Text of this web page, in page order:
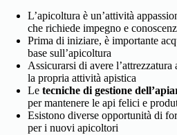
L’apicoltura è un’attività
che richiede impegno e
Prima di iniziare, è importante
base sull’apicoltura
Assicurarsi di avere l’attrezzatura
la propria attività apistica
Le tecniche di gestione
per mantenere le api felici e
Esistono diverse opportunità di
per i nuovi apicoltori